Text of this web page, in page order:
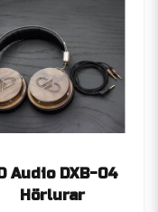
Audio DXB-04
Hörlurar